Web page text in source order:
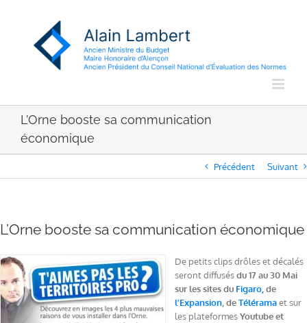
L’Orne booste sa communication
économique
Précédent Suivant
L’Orne booste sa communication économique
De petits clips drôles et décalés
seront diffusésdu 17 au 30 Mai
sur les sites du Figaro, de
l’Expansion , deTéléramaet sur
les plateformesYoutube et